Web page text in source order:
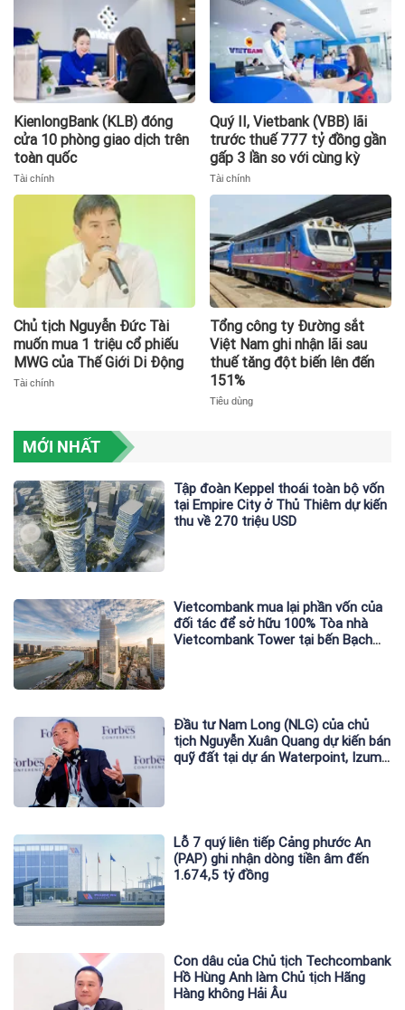
KienlongBank (KLB) đóng
cửa 10 phòng giao dịch trên
toàn quốc
Tài chính
Quý II, Vietbank (VBB) lãi
trước thuế 777 tỷ đồng gần
gấp 3 lần so với cùng kỳ
Tài chính
Chủ tịch Nguyễn Đức Tài
muốn mua 1 triệu cổ phiếu
MWG của Thế Giới Di Động
Tài chính
Tổng công ty Đường sắt
Việt Nam ghi nhận lãi sau
thuế tăng đột biến lên đến
151%
Tiêu dùng
MỚI NHẤT
Tập đoàn Keppel thoái toàn bộ vốn
tại Empire City ở Thủ Thiêm dự kiến
thu về 270 triệu USD
Vietcombank mua lại phần vốn của
đối tác để sở hữu 100% Tòa nhà
Vietcombank Tower tại bến Bạch
Đầu tư Nam Long (NLG) của chủ
tịch Nguyễn Xuân Quang dự kiến bán
quỹ đất tại dự án Waterpoint, Izumi
Lỗ 7 quý liên tiếp Cảng phước An
(PAP) ghi nhận dòng tiền âm đến
1.674,5 tỷ đồng
Con dâu của Chủ tịch Techcombank
Hồ Hùng Anh làm Chủ tịch Hãng
Hàng không Hải Âu